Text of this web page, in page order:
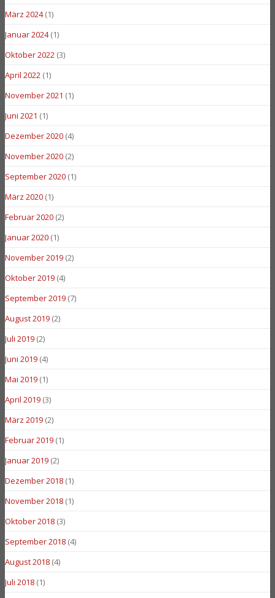
März 2024(1)
Januar 2024(1)
Oktober 2022 (3)
April 2022 (1)
November 2021 (1)
Juni 2021 (1)
Dezember 2020 (4)
November 2020 (2)
September 2020 (1)
März 2020 (1)
Februar 2020 (2)
Januar 2020 (1)
November 2019 (2)
Oktober 2019 (4)
September 2019 (7)
August 2019 (2)
Juli 2019 (2)
Juni 2019 (4)
Mai 2019 (1)
April 2019 (3)
März 2019 (2)
Februar 2019 (1)
Januar 2019 (2)
Dezember 2018 (1)
November 2018 (1)
Oktober 2018 (3)
September 2018 (4)
August 2018 (4)
Juli 2018 (1)